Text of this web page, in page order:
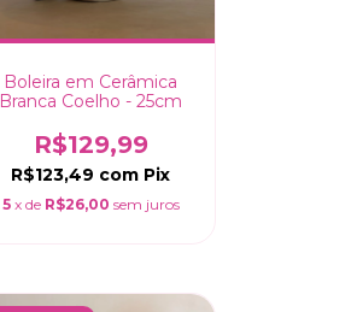
Boleira em Cerâmica
Branca Coelho - 25cm
R$129,99
R$123,49 com Pix
5 x de R$26,00 sem juros